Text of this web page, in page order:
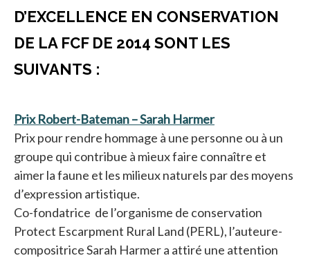
D’EXCELLENCE EN CONSERVATION
DE LA FCF DE 2014 SONT LES
SUIVANTS :
Prix Robert-Bateman – Sarah Harmers’ouvre dans un
Prix pour rendre hommage à une personne ou à un
groupe qui contribue à mieux faire connaître et
aimer la faune et les milieux naturels par des moyens
d’expression artistique.
Co-fondatrice de l’organisme de conservation
Protect Escarpment Rural Land (PERL), l’auteure-
compositrice Sarah Harmer a attiré une attention